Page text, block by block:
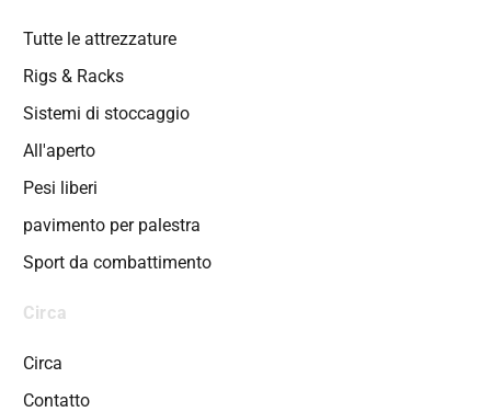
Tutte le attrezzature
Rigs & Racks
Sistemi di stoccaggio
All'aperto
Pesi liberi
pavimento per palestra
Sport da combattimento
Circa
Circa
Contatto